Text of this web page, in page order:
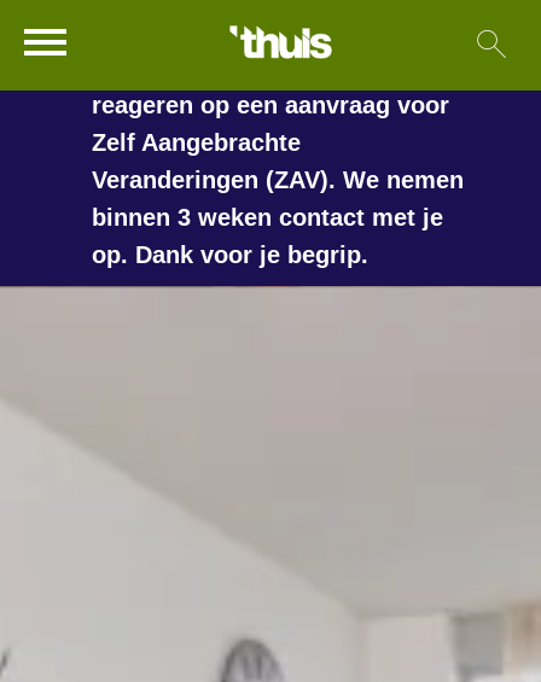
Naar hoofdinhoud
Naar hoofdnavigatiemenu
Naar zoeken
Naar de homepage
Ga naar Hoofd
langer duren voordat we
reageren op een aanvraag voor
Zelf Aangebrachte
Veranderingen (ZAV). We nemen
binnen 3 weken contact met je
op. Dank voor je begrip.